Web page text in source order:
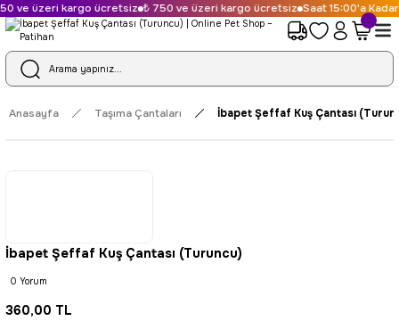
ve üzeri kargo ücretsiz ₺ 750 ve üzeri kargo ücretsiz Saat 15:00'a Kadar
Anasayfa Taşıma Çantaları İbapet Şeffaf Kuş Çantası
İbapet Şeffaf Kuş Çantası (Turuncu)
0 Yorum
360,00 TL